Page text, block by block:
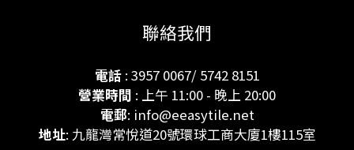
聯絡我們
電話: 3957 0067/ 5742 8151
營業時間 : 上午 11:00 - 晚上 20:00
電郵: info@eeasytile.net
地址: 九龍灣常悅道20號環球工商大廈1樓115室